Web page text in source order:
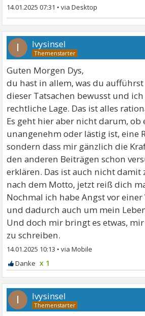
14.01.2025 07:31 •
I Ivysinsel
Guten Morgen Dys,
du hast in allem, was du
dieser Tatsachen bewusst und
rechtliche Lage. Das ist alles
Es geht hier aber nicht darum, ob
unangenehm oder lästig ist, eine
sondern dass mir gänzlich die
den anderen Beiträgen schon
erklären. Das ist auch nicht damit
nach dem Motto, jetzt reiß dich
Nochmal ich habe Angst vor
und dadurch auch um mein
Und doch mir bringt es etwas, mir
zu schreiben.
14.01.2025 10:13 •
x 1
I Ivysinsel